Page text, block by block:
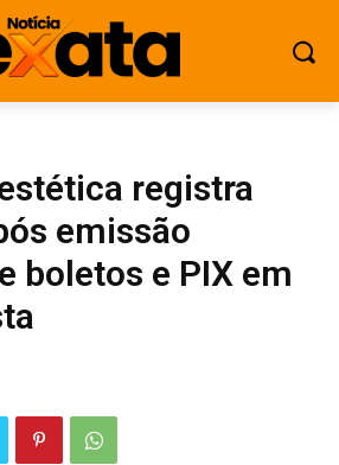
registra
emissão
boletos e PIX em